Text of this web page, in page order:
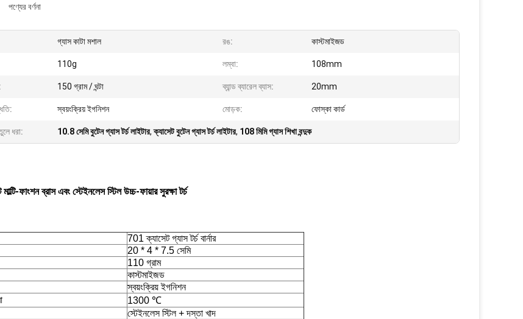
পণ্যের বর্ণনা
গ্যাস কাটা মশাল রঙ: কাস্টমাইজড
110g লম্বা: 108mm
150 গ্রাম / ঘন্টা ব্যান্ড ব্যারেল ব্যাস: 20mm
স্বয়ংক্রিয় ইগনিশন মোড়ক: ফোস্কা কার্ড
ধরা: 10.8 সেমি বুটেন গ্যাস টর্চ লাইটার,ক্যাসেট বুটেন গ্যাস টর্চ লাইটার, 108 মিমি গ্যাস শিখা বন্দুক
ফাংশন ব্রাস এবং স্টেইনলেস স্টিল উচ্চ-ফায়ার সুরক্ষা টর্চ
701ক্যাসেট গ্যাস টর্চ বার্নার
20 * 4 * 7.5 সেমি
110 গ্রাম
কাস্টমাইজড
স্বয়ংক্রিয় ইগনিশন
1300 ℃
স্টেইনলেস স্টিল + দস্তা খাদ